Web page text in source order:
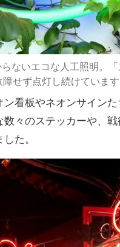
ないエコな人工照明。
せず点灯し続けています
看板やネオンサイン
々のステッカーや、
た。